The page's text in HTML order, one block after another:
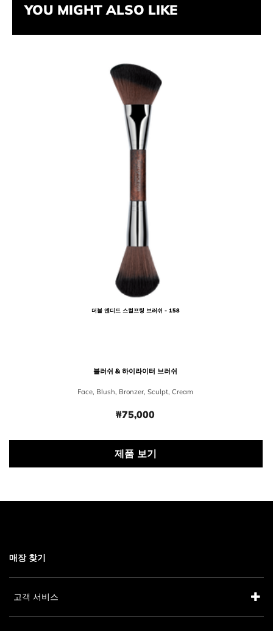
YOU MIGHT ALSO LIKE
더블 엔디드 스컬프팅 브러쉬 - 158
블러쉬 & 하이라이터 브러쉬
Face, Blush, Bronzer, Sculpt, Cream
₩75,000Price ₩75,000
제품 보기
매장 찾기
고객 서비스